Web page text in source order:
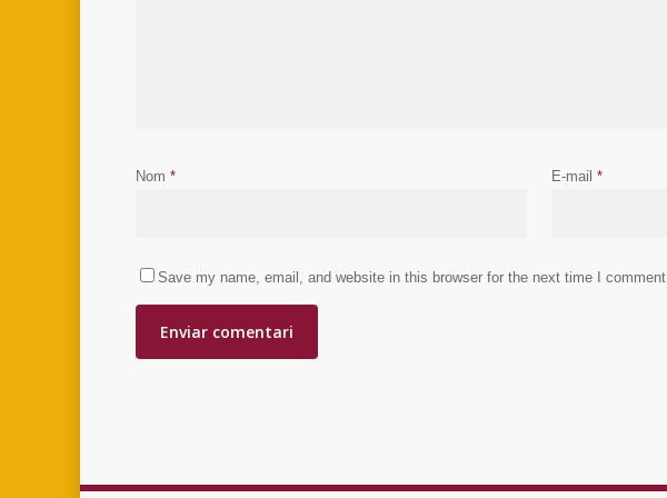
Nom * E-mail *
Save my name, email, and website in this browser for the next time I comment.